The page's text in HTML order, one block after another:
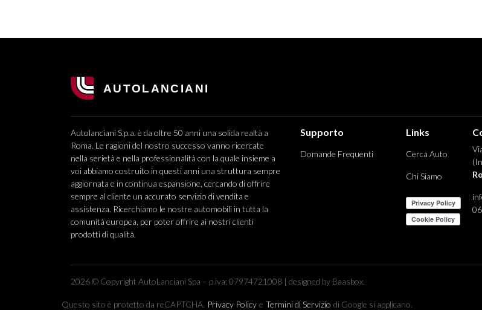
Autolanciani S.p.a. è da oltre 50 anni una solida realtà a
Roma. Le ragioni del nostro successo vanno ricercate
nella serietà e nella professionalità con la quale insieme a
voi abbiamo costruito in questi anni una struttura sempre
aggiornata e in continua espansione, cercando di offrire
sempre al cliente un accurato servizio di vendita e
assistenza. Ricerchiamo le nostre automobili in tutta la
comunità europea, per poter offrire ai nostri clienti
prodotti di qualità.
Supporto
Domande Frequenti
Links
Cerca Auto
Chi Siamo
2026 © Copyright AutoLanciani Spa – p.iva: 07974721008 | designed by Baasbox.
Questo sito è protetto da reCAPTCHA. Privacy Policy e Termini di Servizio di Google si applicano.